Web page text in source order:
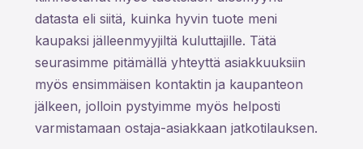
datasta eli siitä, kuinka hyvin tuote meni
kaupaksi jälleenmyyjiltä kuluttajille. Tätä
seurasimme pitämällä yhteyttä asiakkuuksiin
myös ensimmäisen kontaktin ja kaupanteon
jälkeen, jolloin pystyimme myös helposti
varmistamaan ostaja-asiakkaan jatkotilauksen.